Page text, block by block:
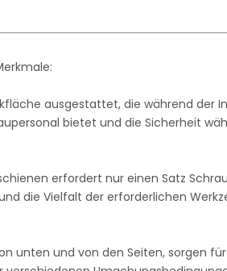
ausgestattet, die während der
bietet und die Sicherheit
erfordert nur einen Satz
die Vielfalt der erforderlichen
unten und von den Seiten, sorgen